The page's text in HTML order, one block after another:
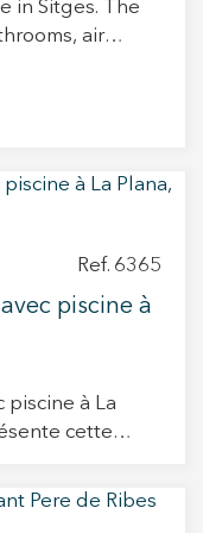
de Sitges.
Carasso pour
luminosité
un quartier
Une
recherchent
Vivez là
The
air
Ref. 6365
piscine à
piscine à La
phase de